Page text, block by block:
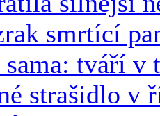
smrtící
sama: tváří
strašidlo v